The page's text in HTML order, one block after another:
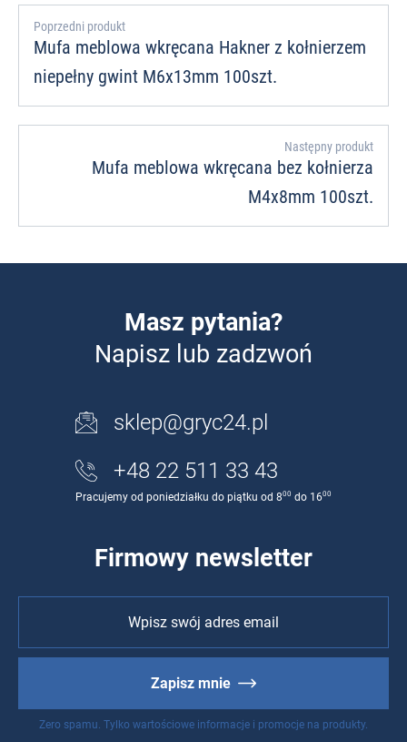
Poprzedni produkt
Mufa meblowa wkręcana Hakner z kołnierzem
niepełny gwint M6x13mm 100szt.
Następny produkt
Mufa meblowa wkręcana bez kołnierza
M4x8mm 100szt.
Masz pytania?
Napisz lub zadzwoń
sklep@gryc24.pl
+48 22 511 33 43
Pracujemy od poniedziałku do piątku od 800 do 1600
Firmowy newsletter
Zapisz mnie
Zero spamu. Tylko wartościowe informacje i promocje na produkty.